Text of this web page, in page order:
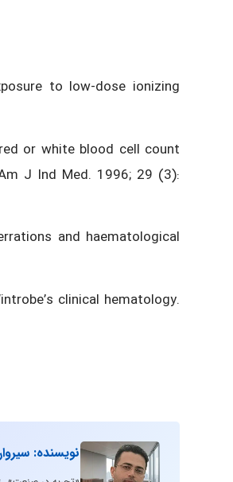
to low-dose ionizing
or white blood cell count
J Ind Med. 1996; 29 (3):
and haematological
clinical hematology.
نویسنده: